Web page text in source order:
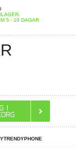
5 - 10 DAGAR